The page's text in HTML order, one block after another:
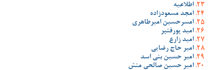
اطلاعیه
امجد مسعودزاده
امسرحسین امیرطاهری
امید پورقنبر
امید زارع
امیر حاج رضایی
امیر حسین بنی اسد
امیر حسین صالحی منش